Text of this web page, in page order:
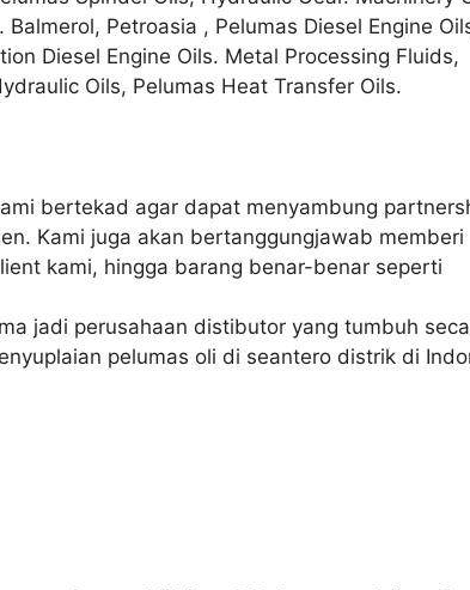
Petroasia , Pelumas Diesel Engine
Diesel Engine Oils. Metal Processing Fluids,
Oils, Pelumas Heat Transfer Oils.
bertekad agar dapat menyambung
Kami juga akan bertanggungjawab memberi
kami, hingga barang benar-benar seperti
jadi perusahaan distibutor yang tumbuh
pelumas oli di seantero distrik di